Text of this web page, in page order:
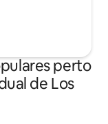
perto
de Los